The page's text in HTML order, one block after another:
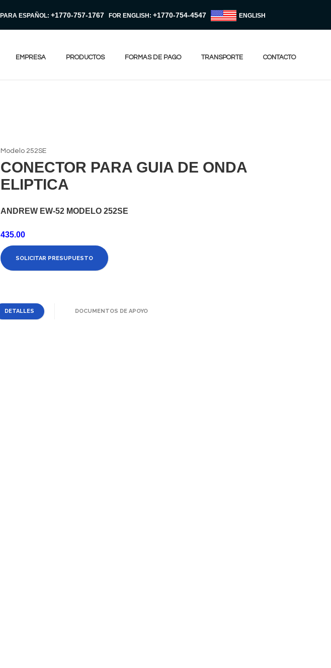
PARA ESPAÑOL: +1770-757-1767 FOR ENGLISH: +1770-754-4547 ENGLISH
EMPRESA PRODUCTOS FORMAS DE PAGO TRANSPORTE CONTACTO
Modelo 252SE
CONECTOR PARA GUIA DE ONDA
ELIPTICA
ANDREW EW-52 MODELO 252SE
435.00
SOLICITAR PRESUPUESTO
DETALLES DOCUMENTOS DE APOYO